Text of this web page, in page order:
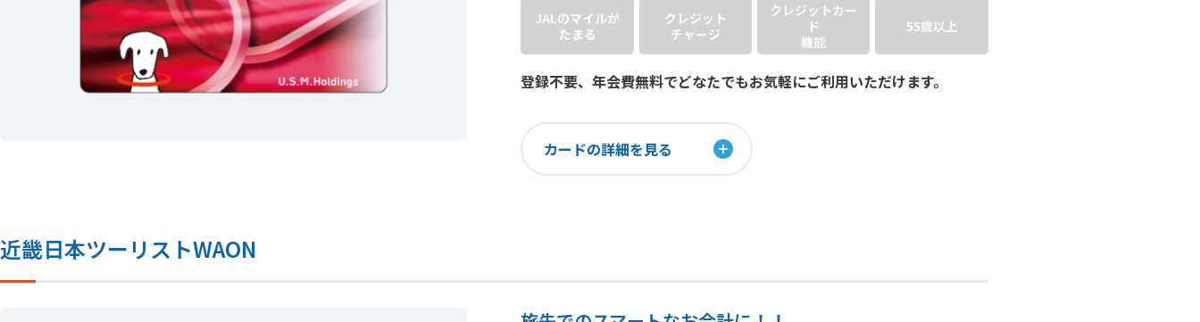
JALのマイルが
たまる
クレジット
チャージ
クレジットカー
ド
機能
55歳以上
登録不要、年会費無料でどなたでもお気軽にご利用いただけます。
カードの詳細を見る
近畿日本ツーリストWAON